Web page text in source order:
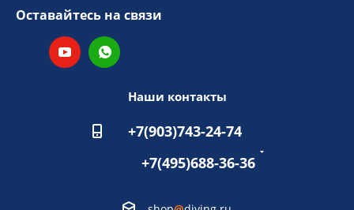
Оставайтесь на связи
Наши контакты
+7(903)743-24-74
+7(495)688-36-36